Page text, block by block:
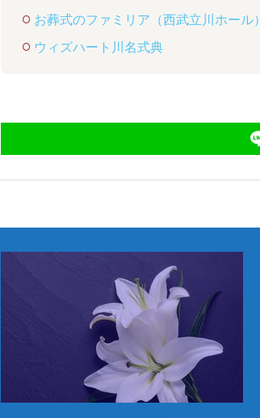
お葬式のファミリア（西武立川ホール）
ウィズハート川名式典